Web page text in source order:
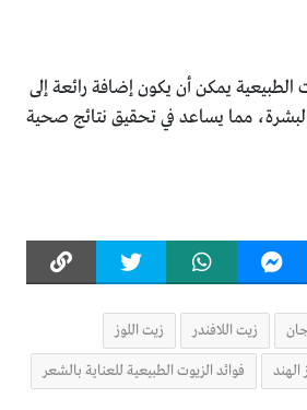
الطبيعية يمكن أن يكون إضافة رائعة إلى
مما يساعد في تحقيق نتائج صحية
زيت اللافندر زيت اللوز
فوائد الزيوت الطبيعية للعناية بالشعر